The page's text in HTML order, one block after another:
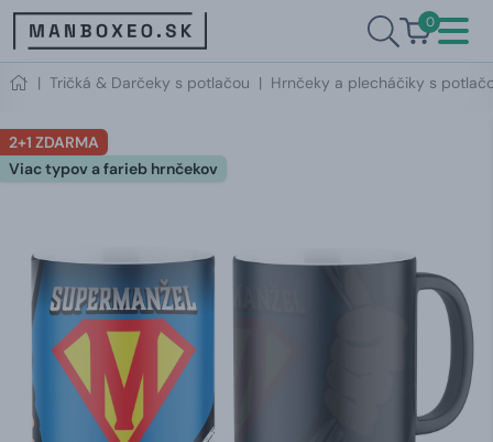
0
| Tričká & Darčeky s potlačou | Hrnčeky a plecháčiky s
2+1 ZDARMA
Viac typov a farieb hrnčekov